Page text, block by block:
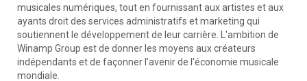
musicales numériques, tout en fournissant aux artistes et aux
ayants droit des services administratifs et marketing qui
soutiennent le développement de leur carrière. L'ambition de
Winamp Group est de donner les moyens aux créateurs
indépendants et de façonner l'avenir de l'économie musicale
mondiale.